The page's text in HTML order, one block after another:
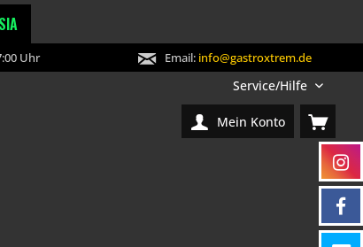
Uhr Email: info@gastroxtrem.de
Service/Hilfe
Mein Konto